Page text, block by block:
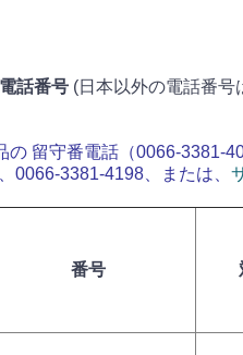
話番号 (日本以外の電話番号
の 留守番電話（0066-3381-
0066-3381-4198、または、
番号